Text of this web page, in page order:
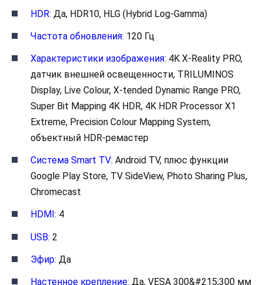
HDR: Да, HDR10, HLG (Hybrid Log-Gamma)
Частота обновления: 120 Гц
Характеристики изображения: 4K X-Reality PRO,
датчик внешней освещенности, TRILUMINOS
Display, Live Colour, X-tended Dynamic Range PRO,
Super Bit Mapping 4K HDR, 4K HDR Processor X1
Extreme, Precision Colour Mapping System,
объектный HDR-ремастер
Система Smart TV: Android TV, плюс функции
Google Play Store, TV SideView, Photo Sharing Plus,
Chromecast
HDMI: 4
USB: 2
Эфир: Да
Настенное крепление: Да, VESA 300&#215;300 мм